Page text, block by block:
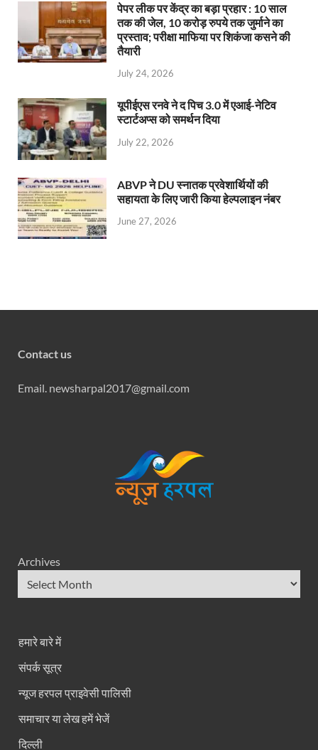
पेपर लीक पर केंद्र का बड़ा प्रहार : 10 साल
तक की जेल, 10 करोड़ रुपये तक जुर्माने का
प्रस्ताव; परीक्षा माफिया पर शिकंजा कसने की
तैयारी
July 24, 2026
यूपीईएस रनवे ने द पिच 3.0 में एआई-नेटिव
स्टार्टअप्स को समर्थन दिया
July 22, 2026
ABVP ने DU स्नातक प्रवेशार्थियों की
सहायता के लिए जारी किया हेल्पलाइन नंबर
June 27, 2026
Contact us
Email. newsharpal2017@gmail.com
Archives
हमारे बारे में
संपर्क सूत्र
न्यूज हरपल प्राइवेसी पालिसी
समाचार या लेख हमें भेजें
दिल्ली